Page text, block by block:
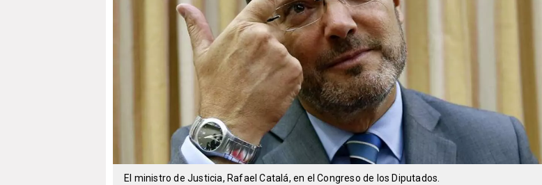
El ministro de Justicia, Rafael Catalá, en el Congreso de los Diputados.